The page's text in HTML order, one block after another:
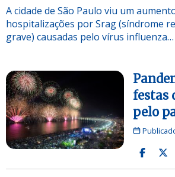
A cidade de São Paulo viu um
hospitalizações por Srag (síndrome
grave) causadas pelo vírus influenza…
festas
pelo